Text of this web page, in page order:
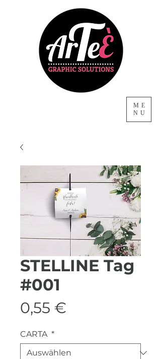
ME
NU
STELLINE Tag
#001
0,55 €
CARTA *